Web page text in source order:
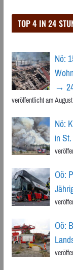
TOP 4 IN 24
Nö:
→
veröffentlicht am
Nö:
in
Oö:
Oö: